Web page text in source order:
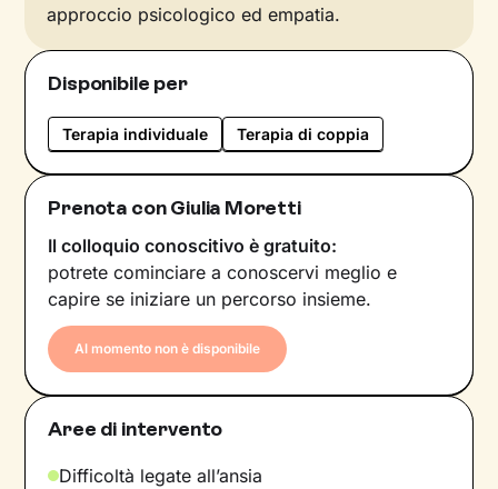
approccio psicologico ed empatia.
Disponibile per
Terapia individuale Terapia di coppia
Prenota con Giulia Moretti
Il colloquio conoscitivo è gratuito:
potrete cominciare a conoscervi meglio e
capire se iniziare un percorso insieme.
Al momento non è disponibile
Aree di intervento
Difficoltà legate all’ansia